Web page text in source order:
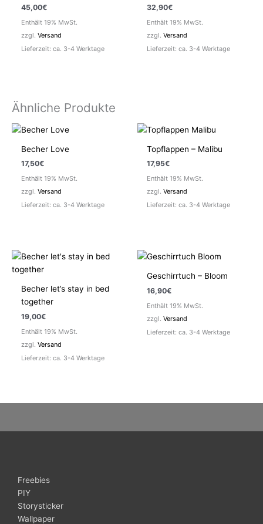
45,00€
Enthält 19% MwSt.
zzgl.Versand
Lieferzeit: ca. 3-4 Werktage
32,90€
Enthält 19% MwSt.
zzgl.Versand
Lieferzeit: ca. 3-4 Werktage
Ähnliche Produkte
Becher Love
17,50€
Enthält 19% MwSt.
zzgl.Versand
Lieferzeit: ca. 3-4 Werktage
Topflappen – Malibu
17,95€
Enthält 19% MwSt.
zzgl.Versand
Lieferzeit: ca. 3-4 Werktage
Becher let’s stay in bed
together
19,00€
Enthält 19% MwSt.
zzgl.Versand
Lieferzeit: ca. 3-4 Werktage
Geschirrtuch – Bloom
16,90€
Enthält 19% MwSt.
zzgl.Versand
Lieferzeit: ca. 3-4 Werktage
Freebies
PIY
Storysticker
Wallpaper